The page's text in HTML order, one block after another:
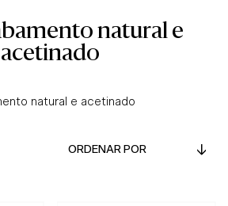
acetinado
natural e acetinado
por